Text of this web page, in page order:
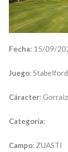
Fecha: 15/09/
Juego: Stabelford
Cáracter:
Categoría:
Campo: ZUASTI